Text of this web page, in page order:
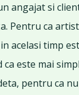
angajat si
Pentru ca
acelasi timp
ca este mai
pentru ca